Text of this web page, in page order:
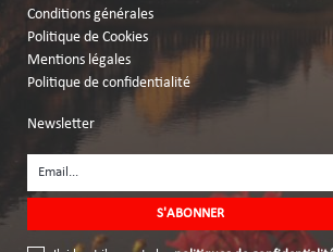
Conditions générales
Politique de Cookies
Mentions légales
Politique de confidentialité
Newsletter